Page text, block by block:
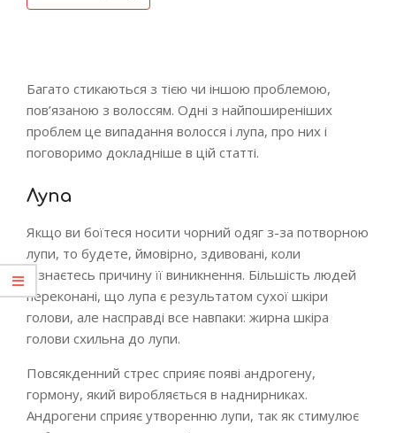
Багато стикаються з тією чи іншою проблемою,
пов’язаною з волоссям. Одні з найпоширеніших
проблем це випадання волосся і лупа, про них і
поговоримо докладніше в цій статті.
Лупа
Якщо ви боїтеся носити чорний одяг з-за потворною
лупи, то будете, ймовірно, здивовані, коли
дізнаєтесь причину її виникнення. Більшість людей
переконані, що лупа є результатом сухої шкіри
голови, але насправді все навпаки: жирна шкіра
голови схильна до лупи.
Повсякденний стрес сприяє появі андрогену,
гормону, який виробляється в наднирниках.
Андрогени сприяє утворенню лупи, так як стимулює